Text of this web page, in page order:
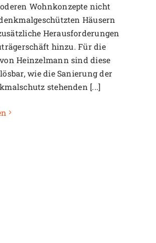
Wohnkonzepte nicht
Häusern
Herausforderungen
hinzu. Für die
Heinzelmann sind diese
wie die Sanierung der
stehenden [...]